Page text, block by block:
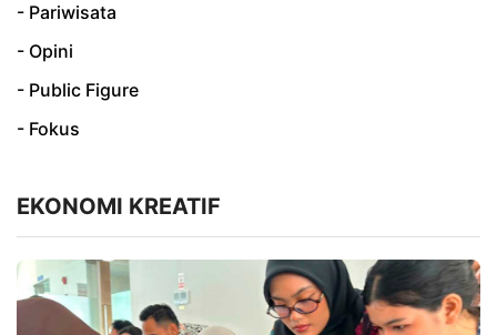
- Pariwisata
- Opini
- Public Figure
- Fokus
EKONOMI KREATIF